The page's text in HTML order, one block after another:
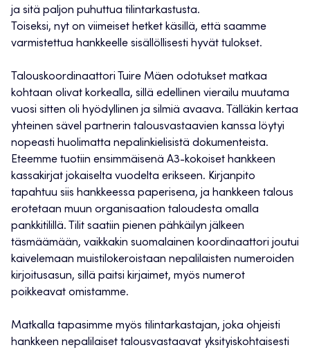
ja sitä paljon puhuttua tilintarkastusta.
Toiseksi, nyt on viimeiset hetket käsillä, että saamme
varmistettua hankkeelle sisällöllisesti hyvät tulokset.
Talouskoordinaattori Tuire Mäen odotukset matkaa
kohtaan olivat korkealla, sillä edellinen vierailu muutama
vuosi sitten oli hyödyllinen ja silmiä avaava. Tälläkin kertaa
yhteinen sävel partnerin talousvastaavien kanssa löytyi
nopeasti huolimatta nepalinkielisistä dokumenteista.
Eteemme tuotiin ensimmäisenä A3-kokoiset hankkeen
kassakirjat jokaiselta vuodelta erikseen. Kirjanpito
tapahtuu siis hankkeessa paperisena, ja hankkeen talous
erotetaan muun organisaation taloudesta omalla
pankkitilillä. Tilit saatiin pienen pähkäilyn jälkeen
täsmäämään, vaikkakin suomalainen koordinaattori joutui
kaivelemaan muistilokeroistaan nepalilaisten numeroiden
kirjoitusasun, sillä paitsi kirjaimet, myös numerot
poikkeavat omistamme.
Matkalla tapasimme myös tilintarkastajan, joka ohjeisti
hankkeen nepalilaiset talousvastaavat yksityiskohtaisesti